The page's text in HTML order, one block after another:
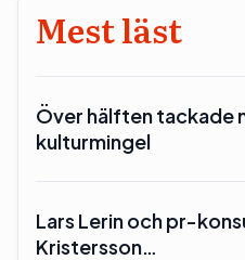
Mest läst
Över hälften tackade
kulturmingel
Lars Lerin och pr-
Kristersson…